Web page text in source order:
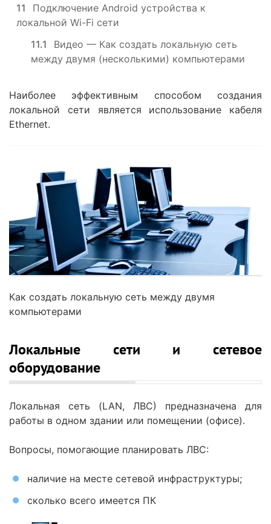
11
Подключение Android устройства к
локальной Wi-Fi сети
11.1
Видео — Как создать локальную сеть
между двумя (несколькими) компьютерами
Наиболее эффективным способом создания
локальной сети является использование кабеля
Ethernet.
Как создать локальную сеть между двумя
компьютерами
Локальные сети и сетевое
оборудование
Локальная сеть (LAN, ЛВС) предназначена для
работы в одном здании или помещении (офисе).
Вопросы, помогающие планировать ЛВС:
наличие на месте сетевой инфраструктуры;
сколько всего имеется ПК